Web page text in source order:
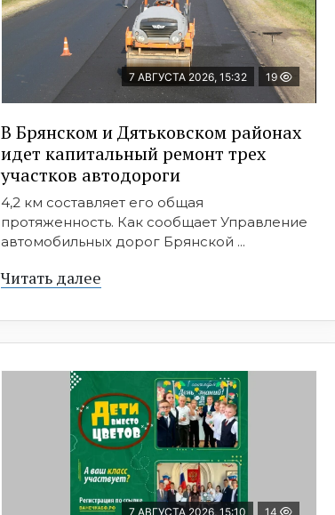
7 АВГУСТА 2026, 15:32 19
В Брянском и Дятьковском районах
идет капитальный ремонт трех
участков автодороги
4,2 км составляет его общая
протяженность. Как сообщает Управление
автомобильных дорог Брянской ...
Читать далее
7 АВГУСТА 2026, 15:10 14